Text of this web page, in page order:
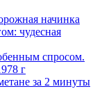
начинка
чудесная
спросом.
г
за 2 минуты